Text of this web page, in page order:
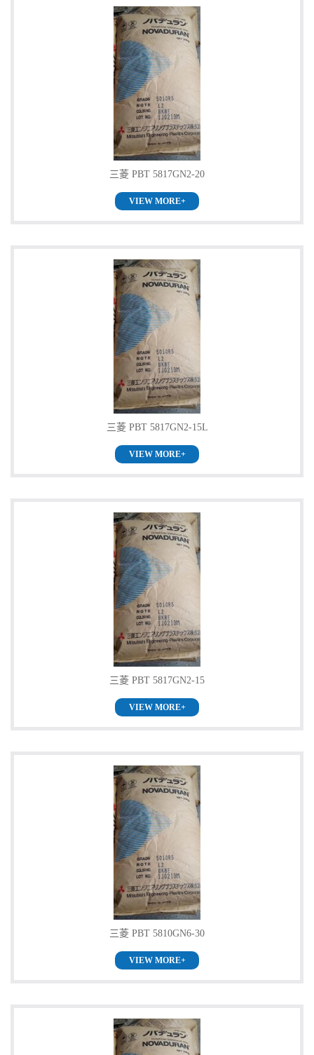
三菱 PBT 5817GN2-20
VIEW MORE+
三菱 PBT 5817GN2-15L
VIEW MORE+
三菱 PBT 5817GN2-15
VIEW MORE+
三菱 PBT 5810GN6-30
VIEW MORE+